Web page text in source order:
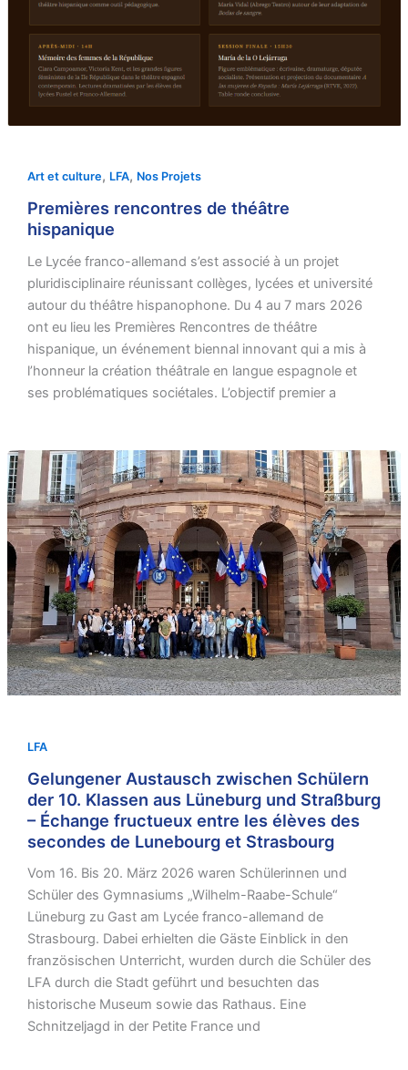
Art et culture, LFA, Nos Projets
Premières rencontres de théâtre
hispanique
Le Lycée franco-allemand s’est associé à un projet
pluridisciplinaire réunissant collèges, lycées et université
autour du théâtre hispanophone. Du 4 au 7 mars 2026
ont eu lieu les Premières Rencontres de théâtre
hispanique, un événement biennal innovant qui a mis à
l’honneur la création théâtrale en langue espagnole et
ses problématiques sociétales. L’objectif premier a
LFA
Gelungener Austausch zwischen Schülern
der 10. Klassen aus Lüneburg und Straßburg
– Échange fructueux entre les élèves des
secondes de Lunebourg et Strasbourg
Vom 16. Bis 20. März 2026 waren Schülerinnen und
Schüler des Gymnasiums „Wilhelm-Raabe-Schule“
Lüneburg zu Gast am Lycée franco-allemand de
Strasbourg. Dabei erhielten die Gäste Einblick in den
französischen Unterricht, wurden durch die Schüler des
LFA durch die Stadt geführt und besuchten das
historische Museum sowie das Rathaus. Eine
Schnitzeljagd in der Petite France und